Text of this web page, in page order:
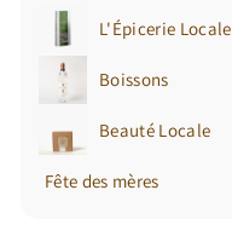
L'Épicerie Locale
Ouvrir
menu
Boissons
Ouvrir
menu
Beauté Locale
Ouvrir
menu
Fête des mères